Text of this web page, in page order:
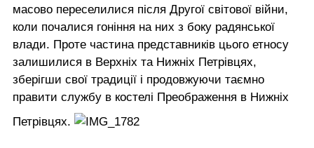
масово переселилися після Другої світової війни,
коли почалися гоніння на них з боку радянської
влади. Проте частина представників цього етносу
залишилися в Верхніх та Нижніх Петрівцях,
зберігши свої традиції і продовжуючи таємно
правити службу в костелі Преображення в Нижніх
Петрівцях.